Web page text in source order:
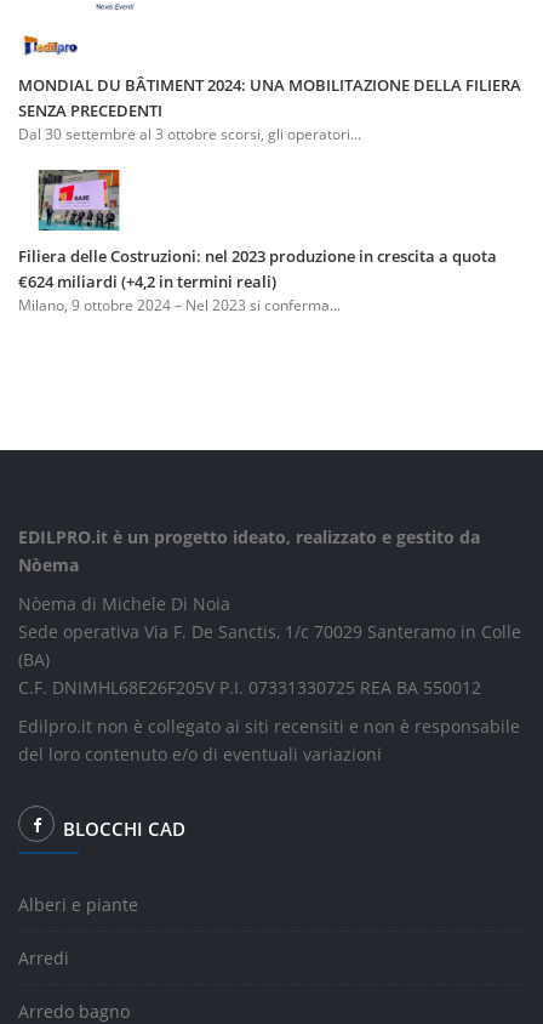
MONDIAL DU BÂTIMENT 2024: UNA MOBILITAZIONE DELLA FILIERA
SENZA PRECEDENTI
Dal 30 settembre al 3 ottobre scorsi, gli operatori...
Filiera delle Costruzioni: nel 2023 produzione in crescita a quota
€624 miliardi (+4,2 in termini reali)
Milano, 9 ottobre 2024 – Nel 2023 si conferma...
EDILPRO.it è un progetto ideato, realizzato e gestito da
Nòema
Nòema di Michele Di Noia
Sede operativa Via F. De Sanctis, 1/c 70029 Santeramo in Colle
(BA)
C.F. DNIMHL68E26F205V P.I. 07331330725 REA BA 550012
Edilpro.it non è collegato ai siti recensiti e non è responsabile
del loro contenuto e/o di eventuali variazioni
BLOCCHI CAD
Alberi e piante
Arredi
Arredo bagno